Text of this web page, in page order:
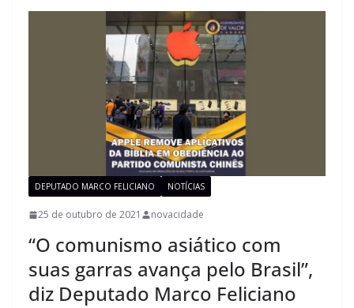
DEPUTADO MARCO FELICIANO NOTÍCIAS
25 de outubro de 2021 novacidade
“O comunismo asiático com
suas garras avança pelo Brasil”,
diz Deputado Marco Feliciano